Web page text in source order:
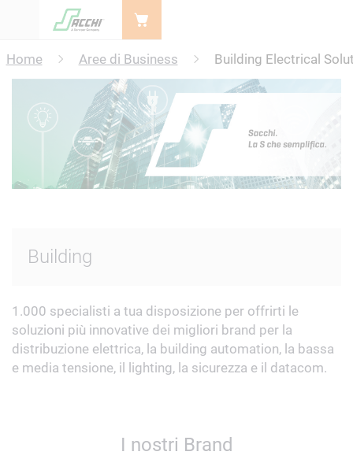
Home
Aree di Business Building Electrical
Building
1.000 specialisti a tua disposizione per offrirti le
soluzioni più innovative dei migliori brand per la
distribuzione elettrica, la building automation, la bassa
e media tensione, il lighting, la sicurezza e il datacom.
I nostri Brand